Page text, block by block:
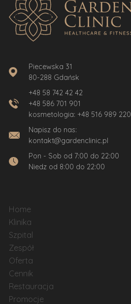
Piecewska 31
80-288 Gdańsk
+48 58 742 42 42
+48 586 701 901
kosmetologia: +48 516 989 220
Napisz do nas:
kontakt@gardenclinic.pl
Pon - Sob od 7:00 do 22:00
Niedz od 8:00 do 22:00
Home
Klinika
Szpital
Zespół
Oferta
Cennik
Restauracja
Promocje